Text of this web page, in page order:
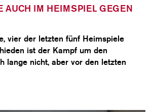
AUCH IM HEIMSPIEL GEGEN
vier der letzten fünf Heimspiele
ist der Kampf um den
lange nicht, aber vor den letzten